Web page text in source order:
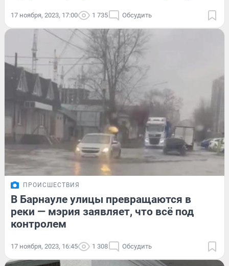
17 ноября, 2023, 17:00 1 735 Обсудить
ПРОИСШЕСТВИЯ
В Барнауле улицы превращаются в
реки — мэрия заявляет, что всё под
контролем
17 ноября, 2023, 16:45 1 308 Обсудить